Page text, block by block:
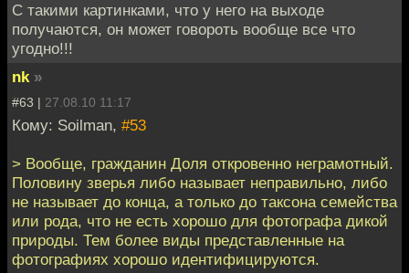
C такими картинками, что у него на выходе
получаются, он может говороть вообще все что
угодно!!!
nk »
#63 | 27.08.10 11:17
Кому: Soilman, #53
> Вообще, гражданин Доля откровенно неграмотный.
Половину зверья либо называет неправильно, либо
не называет до конца, а только до таксона семейства
или рода, что не есть хорошо для фотографа дикой
природы. Тем более виды представленные на
фотографиях хорошо идентифицируются.